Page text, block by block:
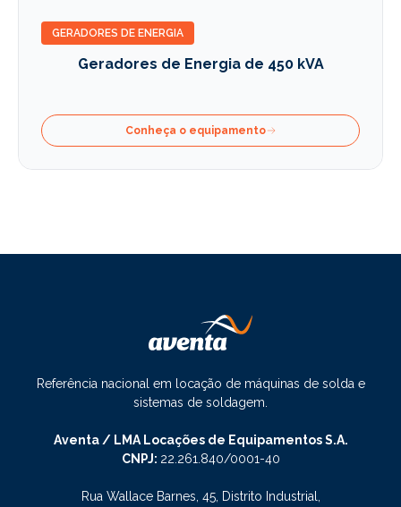
GERADORES DE ENERGIA
Geradores de Energia de 450 kVA
Conheça o equipamento
Referência nacional em locação de máquinas de solda e
sistemas de soldagem.
Aventa / LMA Locações de Equipamentos S.A.
CNPJ: 22.261.840/0001-40
Rua Wallace Barnes, 45, Distrito Industrial,